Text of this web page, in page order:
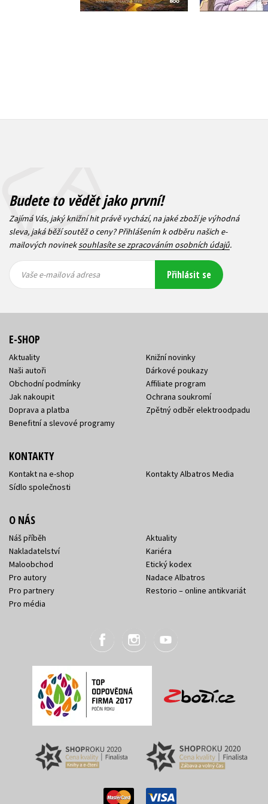
Budete to vědět jako první!
Zajímá Vás, jaký knižní hit právě vychází, na jaké zboží je výhodná
sleva, jaká běží soutěž o ceny? Přihlášením k odběru našich e-
mailových novineksouhlasíte se zpracováním osobních údajů.
mailová
mailová
Vaše e-mailová adresa Přihlásit se
E-SHOP
Aktuality
Naši autoři
Obchodní podmínky
Jak nakoupit
Doprava a platba
Benefitní a slevové programy
Knižní novinky
Dárkové poukazy
Affiliate program
Ochrana soukromí
Zpětný odběr elektroodpadu
KONTAKTY
Kontakt na e-shop
Sídlo společnosti
Kontakty Albatros Media
O NÁS
Náš příběh
Nakladatelství
Maloobchod
Pro autory
Pro partnery
Pro média
Aktuality
Kariéra
Etický kodex
Nadace Albatros
Restorio – online antikvariát